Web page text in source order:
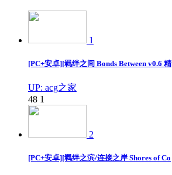
1
[PC+安卓][羁绊之间 Bonds Between v0.6 精
UP: acg之家
48 1
2
[PC+安卓][羁绊之滨/连接之岸 Shores of Co